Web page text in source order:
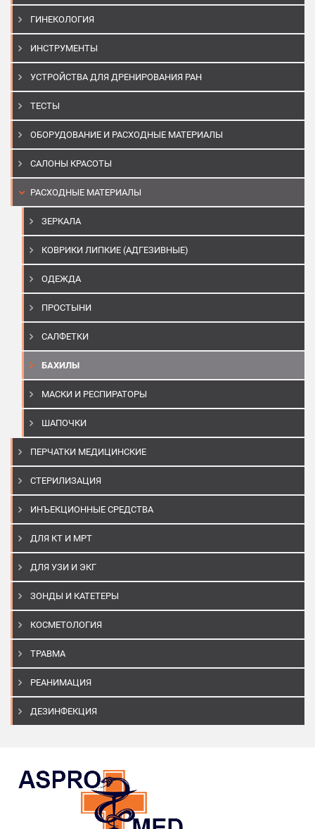
ГИНЕКОЛОГИЯ
ИНСТРУМЕНТЫ
УСТРОЙСТВА ДЛЯ ДРЕНИРОВАНИЯ РАН
ТЕСТЫ
ОБОРУДОВАНИЕ И РАСХОДНЫЕ МАТЕРИАЛЫ
САЛОНЫ КРАСОТЫ
РАСХОДНЫЕ МАТЕРИАЛЫ
ЗЕРКАЛА
КОВРИКИ ЛИПКИЕ (АДГЕЗИВНЫЕ)
ОДЕЖДА
ПРОСТЫНИ
САЛФЕТКИ
БАХИЛЫ
МАСКИ И РЕСПИРАТОРЫ
ШАПОЧКИ
ПЕРЧАТКИ МЕДИЦИНСКИЕ
СТЕРИЛИЗАЦИЯ
ИНЪЕКЦИОННЫЕ СРЕДСТВА
ДЛЯ КТ И МРТ
ДЛЯ УЗИ И ЭКГ
ЗОНДЫ И КАТЕТЕРЫ
КОСМЕТОЛОГИЯ
ТРАВМА
РЕАНИМАЦИЯ
ДЕЗИНФЕКЦИЯ